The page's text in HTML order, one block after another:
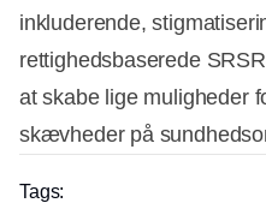
inkluderende,
rettighedsbaserede
at skabe lige muligheder
skævheder på
Tags: